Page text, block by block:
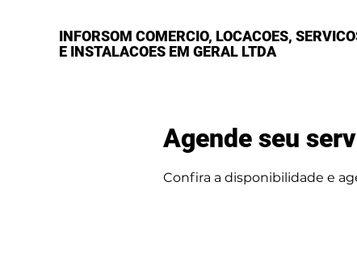
INFORSOM COMERCIO, LOCACOES,
E INSTALACOES EM GERAL LTDA
Agende seu
Confira a disponibilidade e